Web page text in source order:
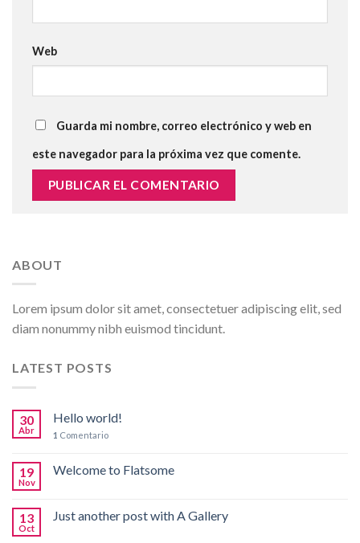
Web
Guarda mi nombre, correo electrónico y web en
este navegador para la próxima vez que comente.
ABOUT
Lorem ipsum dolor sit amet, consectetuer adipiscing elit, sed
diam nonummy nibh euismod tincidunt.
LATEST POSTS
30
Abr
Hello world!
1 Comentario
19
Nov
Welcome to Flatsome
13
Oct
Just another post with A Gallery